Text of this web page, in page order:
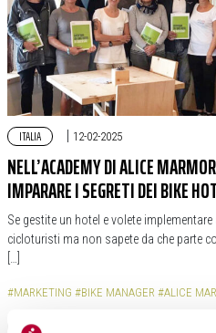
ITALIA | 12-02-2025
NELL’ACADEMY DI ALICE
IMPARARE I SEGRETI DEI BIKE
Se gestite un hotel e volete implementare
cicloturisti ma non sapete da che parte
#MARKETING #BIKE MANAGER #ALICE